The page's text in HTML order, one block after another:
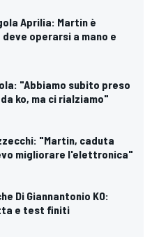
Aprilia: Martin è
operarsi a mano e
"Abbiamo subito preso
ko, ma ci rialziamo"
"Martin, caduta
migliorare l'elettronica"
Di Giannantonio KO:
e test finiti